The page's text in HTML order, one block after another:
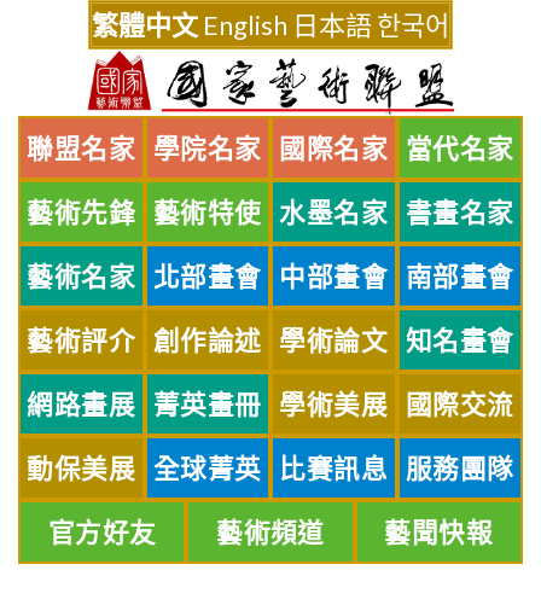
繁體中文 English 日本語한국어
聯盟名家 學院名家 國際名家 當代名家
藝術先鋒 藝術特使 水墨名家 書畫名家
藝術名家 北部畫會 中部畫會 南部畫會
藝術評介 創作論述 學術論文 知名畫會
網路畫展 菁英畫冊 學術美展 國際交流
動保美展 全球菁英 比賽訊息 服務團隊
官方好友 藝術頻道 藝聞快報